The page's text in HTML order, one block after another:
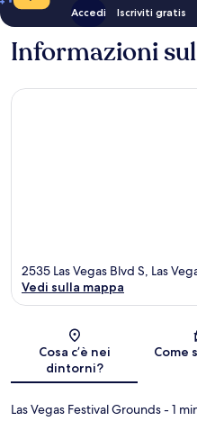
Accedi Iscriviti gratis
Informazioni
2535 Las Vegas Blvd S, Las
Vedi sulla mappa
Cosa c’è nei
dintorni?
Come
Las Vegas Festival Grounds- 1